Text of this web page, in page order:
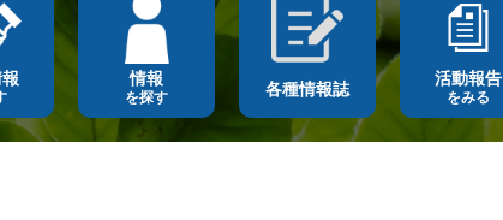
情報
を探す 各種情報誌
活動報告
をみる